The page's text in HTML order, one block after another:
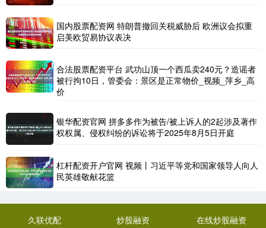
国内股票配资网 特朗普撤回关税威胁后 欧洲议会拟重
启美欧贸易协议表决
合法股票配资平台 武功山顶一个西瓜卖240元？造谣者
被行拘10日，管委会：景区是正常物价_视频_萍乡_高
价
银华配资官网 拼多多作为被告/被上诉人的2起涉及著作
权权属、侵权纠纷的诉讼将于2025年8月5日开庭
杠杆配资开户官网 视频丨习近平等党和国家领导人向人
民英雄敬献花篮
久联优配 炒股融资 在线炒股融资